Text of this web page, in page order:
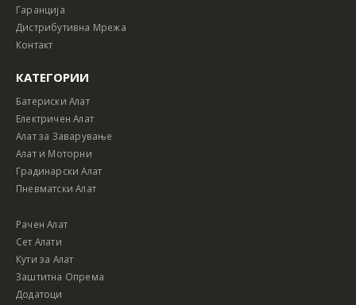
Гаранција
Дистрибутивна Мрежа
Контакт
КАТЕГОРИИ
Батериски Алат
Електричен Алат
Алат за Заварување
Алат и Моторни
Градинарски Алат
Пневматски Алат
Рачен Алат
Сет Алати
Кути за Алат
Заштитна Опрема
Додатоци